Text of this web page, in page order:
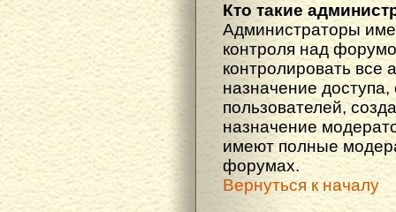
Кто такие
Администраторы
контроля над
контролировать все
назначение
пользователей,
назначение
имеют полные
форумах.
Вернуться к началу